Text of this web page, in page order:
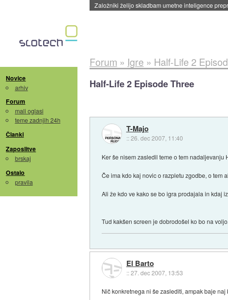
Založniki želijo skladbam umetne inteligence
Novice
arhiv
Forum
mali oglasi
teme zadnjih 24h
Članki
Zaposlitve
brskaj
Ostalo
pravila
Forum » Igre » Half-Life 2
Half-Life 2 Episode Three
T-Majo
::26. dec 2007, 11:40
Ker še nisem zasledil teme o tem nadaljevanju
Če ima kdo kaj novic o razpletu zgodbe, o tem
Ali že kdo ve kako se bo igra prodajala in kdaj
Tud kakšen screen je dobrodošel ko bo na voljo.
El Barto
::27. dec 2007, 13:53
Nič konkretnega ni še zaslediti, ampak baje